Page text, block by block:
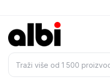
Pretraži: